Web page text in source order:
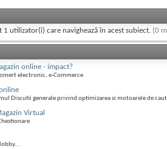
1 utilizator(i) care navighează în acest subiect. (0
online - impact?
electronic, e-Commerce
Discutii generale privind optimizarea si motoarele de
Virtual